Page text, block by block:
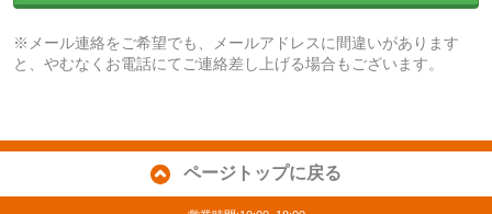
※メール連絡をご希望でも、メールアドレスに間違いがあります
と、やむなくお電話にてご連絡差し上げる場合もございます。
ページトップに戻る